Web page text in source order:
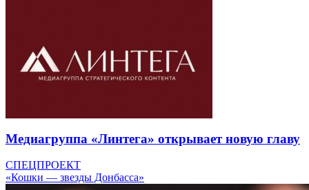
Медиагруппа «Линтега» открывает новую главу
СПЕЦПРОЕКТ
«Кошки — звезды Донбасса»